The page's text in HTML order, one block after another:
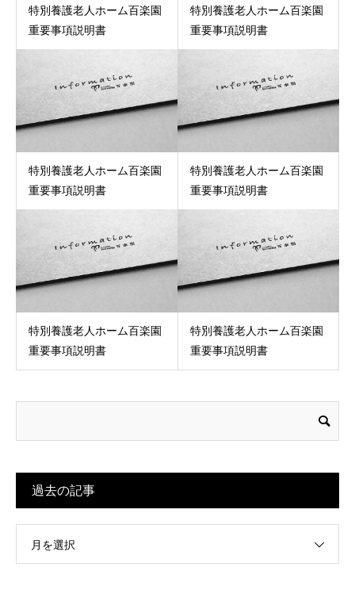
特別養護老人ホーム百楽園
重要事項説明書
特別養護老人ホーム百楽園
重要事項説明書
特別養護老人ホーム百楽園
重要事項説明書
特別養護老人ホーム百楽園
重要事項説明書
特別養護老人ホーム百楽園
重要事項説明書
特別養護老人ホーム百楽園
重要事項説明書
過去の記事
月を選択